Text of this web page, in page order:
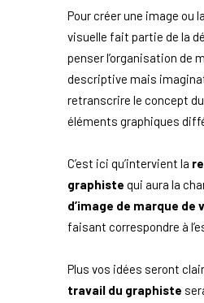
Pour créer une image ou
visuelle fait partie de la
penser l’organisation de
descriptive mais
retranscrire le concept
éléments graphiques
C’est ici qu’intervient la
graphiste qui aura la
d’image de marque
faisant correspondre à
Plus vos idées seront
travail du graphiste